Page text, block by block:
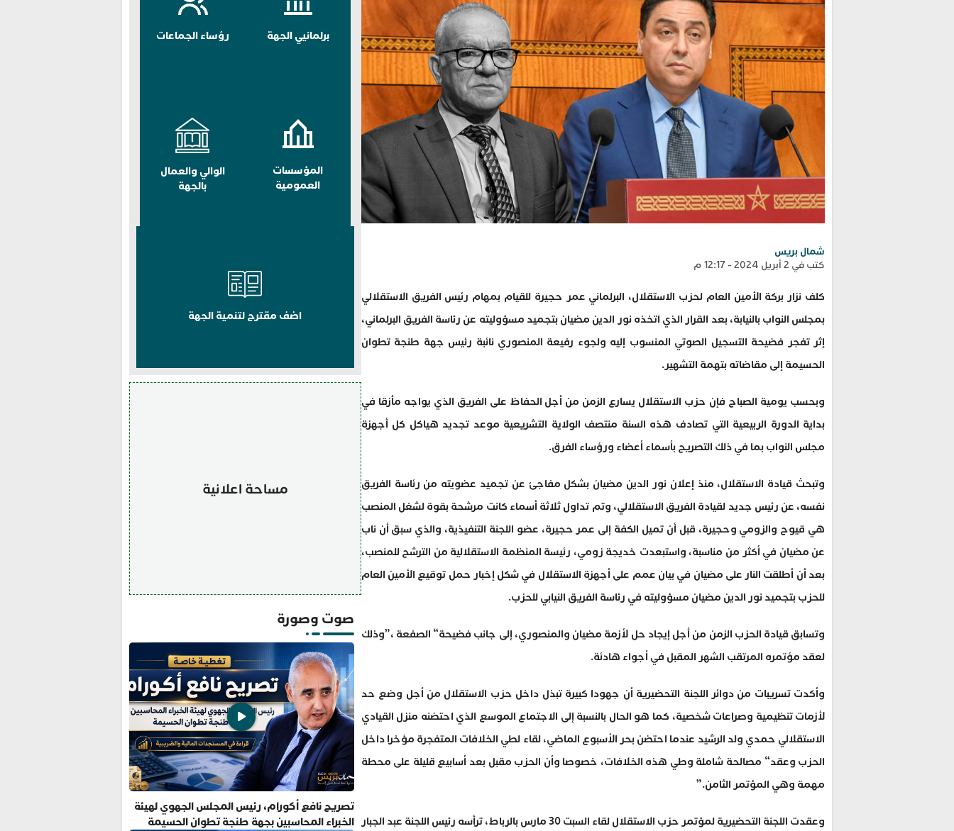
شمال بريس
كتب في 2 أبريل 2024 - 12:17 م
كلف نزار‭ ‬بركة‭ ‬الأمين‭ ‬العام‭ ‬لحزب‭ ‬الاستقلال،‭ ‬‬ البرلماني‭
‬الحسيمة‭ ‬إلى‭ ‬مقاضاته‭ ‬بتهمة‭ ‬التشهير‭.‬
وبحسب يومية الصباح فإن حزب الاستقلال يسارع‭ ‬‬الزمن‭ ‬من‭ ‬أجل‭ ‬الحفاظ‭ ‬على‭ ‬الفريق‭ ‬الذي‭ ‬يواجه‭ ‬مأزقا‭ ‬في‭
‬بداية‭ ‬الدورة‭ ‬الربيعية‭ ‬التي‭ ‬تصادف‭ ‬هذه‭ ‬السنة‭ ‬منتصف‭ ‬الولاية‭ ‬التشريعية‭ ‬موعد‭ ‬تجديد‭ ‬هياكل‭ ‬كل‭ ‬أجهزة‭
‬مجلس‭ ‬النواب‭ ‬بما‭ ‬في‭ ‬ذلك‭ ‬التصريح‭ ‬بأسماء‭ ‬أعضاء‭ ‬ورؤساء‭ ‬الفرق.
وتبحث‭ ‬قيادة‭ ‬الاستقلال،‭ ‬منذ‭ ‬إعلان‭ ‬نور‭ ‬الدين‭ ‬مضيان‭ ‬بشكل‭ ‬مفاجئ‭ ‬عن‭ ‬تجميد‭ ‬عضويته‭ ‬من‭ ‬رئاسة‭ ‬الفريق‭
‬نفسه،‭ ‬عن‭ ‬رئيس‭ ‬جديد‭ ‬لقيادة‭ ‬الفريق‭ ‬الاستقلالي،‭ ‬وتم‭ ‬تداول‭ ‬ثلاثة‭ ‬أسماء‭ ‬كانت‭ ‬مرشحة‭ ‬بقوة‭ ‬لشغل‭ ‬المنصب
هي قيوح والزومي وحجيرة،‭ ‬قبل‭ ‬أن‭ ‬تميل‭ ‬الكفة‭ ‬إلى‭ ‬عمر‭ ‬حجيرة،‭ ‬عضو‭ ‬اللجنة‭ ‬التنفيذية،‭ ‬والذي‭ ‬سبق‭ ‬أن‭ ‬ناب‭
‬عن‭ ‬مضيان‭ ‬في‭ ‬أكثر‭ ‬من‭ ‬مناسبة،‭ ‬واستبعدت‭ ‬خديجة‭ ‬زومي،‭ ‬رئيسة‭ ‬المنظمة‭ ‬الاستقلالية‭ ‬من‭ ‬الترشح‭ ‬للمنصب،‭
‬بعد‭ ‬أن‭ ‬أطلقت‭ ‬النار‭ ‬على‭ ‬مضيان‭ ‬في‭ ‬بيان‭ ‬عمم‭ ‬على‭ ‬أجهزة‭ ‬الاستقلال‭ ‬في‭ ‬شكل‭ ‬إخبار‭ ‬حمل‭ ‬توقيع‭ ‬الأمين‭ ‬العام‭
‬للحزب‭ ‬بتجميد‭ ‬نور‭ ‬الدين‭ ‬مضيان‭ ‬مسؤوليته‭ ‬في‭ ‬رئاسة‭ ‬الفريق‭ ‬النيابي‭ ‬للحزب‭.‬
‬لعقد‭ ‬مؤتمره‭ ‬المرتقب‭ ‬الشهر‭ ‬المقبل‭ ‬في‭ ‬أجواء‭ ‬هادئة‭.
‬مهمة‭ ‬وهي‭ ‬المؤتمر‭ ‬الثامن‭”.‬
وعقدت اللجنة التحضيرية لمؤتمر حزب الاستقلال لقاء السبت 30 مارس بالرباط، ترأسه رئيس اللجنة عبد الجبار
برلمانيي الجهة رؤساء الجماعات
المؤسسات
العمومية
الوالي والعمال
بالجهة
اضف مقترح لتنمية الجهة
مساحة اعلانية
صوت وصورة
تصريح نافع أكورام، رئيس المجلس الجهوي لهيئة
الخبراء المحاسبين بجهة طنجة تطوان الحسيمة